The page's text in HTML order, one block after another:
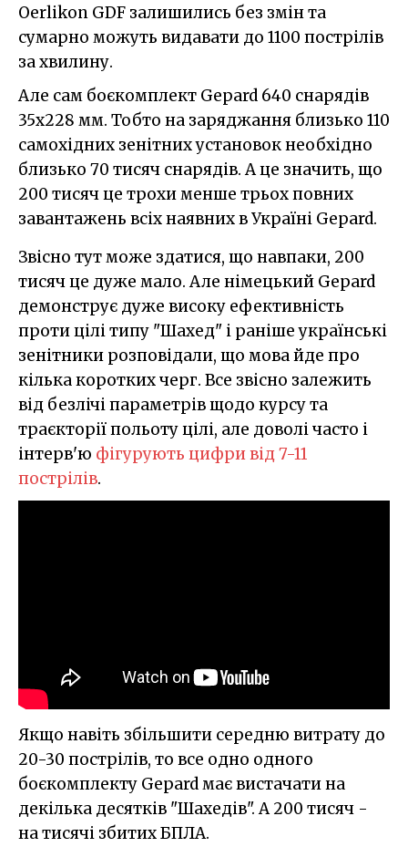
Oerlikon GDF залишились без змін та
сумарно можуть видавати до 1100 пострілів
за хвилину.
Але сам боєкомплект Gepard 640 снарядів
35х228 мм. Тобто на заряджання близько 110
самохідних зенітних установок необхідно
близько 70 тисяч снарядів. А це значить, що
200 тисяч це трохи менше трьох повних
завантажень всіх наявних в Україні Gepard.
Звісно тут може здатися, що навпаки, 200
тисяч це дуже мало. Але німецький Gepard
демонструє дуже високу ефективність
проти цілі типу "Шахед" і раніше українські
зенітники розповідали, що мова йде про
кілька коротких черг. Все звісно залежить
від безлічі параметрів щодо курсу та
траєкторії польоту цілі, але доволі часто і
інтерв'ю фігурують цифри від 7-11
пострілів.
Якщо навіть збільшити середню витрату до
20-30 пострілів, то все одно одного
боєкомплекту Gepard має вистачати на
декілька десятків "Шахедів". А 200 тисяч -
на тисячі збитих БПЛА.